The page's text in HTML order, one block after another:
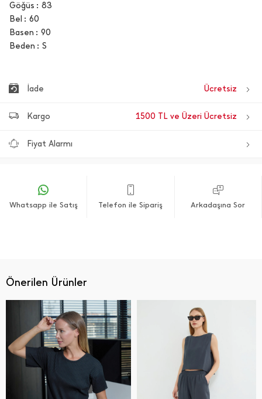
Göğüs
83
Bel
60
Basen
90
Beden
S
İade Ücretsiz
Kargo 1500 TL ve Üzeri Ücretsiz
Fiyat Alarmı
Whatsapp ile Satış Telefon ile Sipariş Arkadaşına Sor
Önerilen Ürünler